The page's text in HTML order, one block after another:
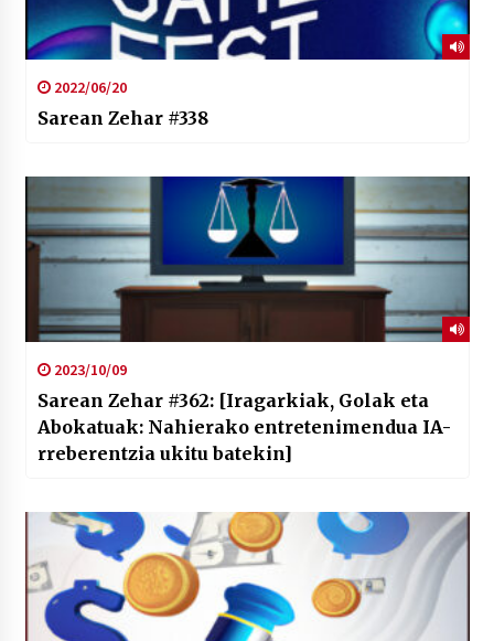
2022/06/20
Sarean Zehar #338
2023/10/09
Sarean Zehar #362: [Iragarkiak, Golak eta
Abokatuak: Nahierako entretenimendua IA-
rreberentzia ukitu batekin]